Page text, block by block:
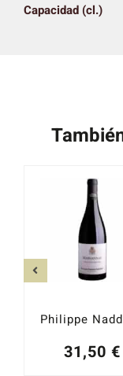
Capacidad (cl.)
31,50 €